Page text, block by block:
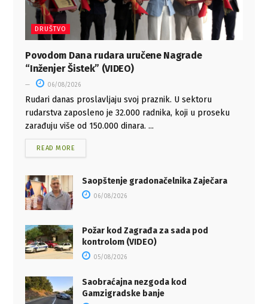
DRUŠTVO
Povodom Dana rudara uručene Nagrade
“Inženjer Šistek” (VIDEO)
06/08/2026
Rudari danas proslavljaju svoj praznik. U sektoru
rudarstva zaposleno je 32.000 radnika, koji u proseku
zarađuju više od 150.000 dinara. ...
READ MORE
Saopštenje gradonačelnika Zaječara
06/08/2026
Požar kod Zagrađa za sada pod
kontrolom (VIDEO)
05/08/2026
Saobraćajna nezgoda kod
Gamzigradske banje